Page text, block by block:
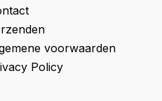
voorwaarden
Policy